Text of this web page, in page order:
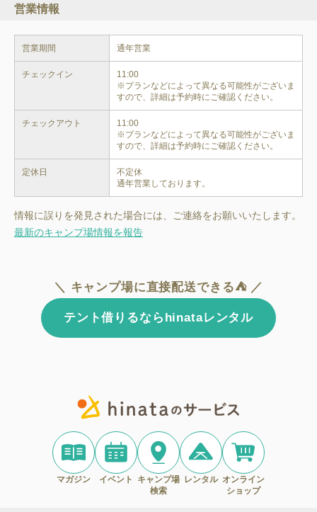
営業情報
営業期間 通年営業
チェックイン
11:00
※プランなどによって異なる可能性がございま
すので、詳細は予約時にご確認ください。
チェックアウト
11:00
※プランなどによって異なる可能性がございま
すので、詳細は予約時にご確認ください。
定休日
不定休
通年営業しております。
情報に誤りを発見された場合には、ご連絡をお願いいたします。
最新のキャンプ場情報を報告
＼ キャンプ場に直接配送できる⛺ ／
テント借りるならhinataレンタル
マガジン イベント
キャンプ場
検索
レンタル オンライン
ショップ